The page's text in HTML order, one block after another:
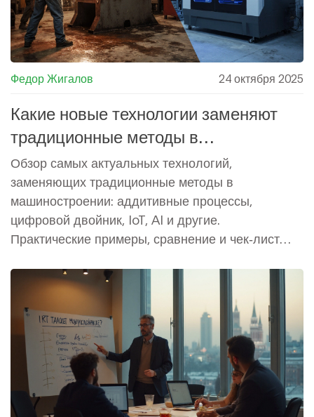
Федор Жигалов 24 октября 2025
Какие новые технологии заменяют
традиционные методы в
машиностроении?
Обзор самых актуальных технологий,
заменяющих традиционные методы в
машиностроении: аддитивные процессы,
цифровой двойник, IoT, AI и другие.
Практические примеры, сравнение и чек‑лист